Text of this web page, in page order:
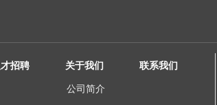
招聘 关于我们 联系我们
公司简介